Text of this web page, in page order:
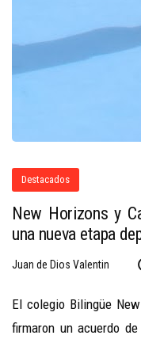
Destacados
New Horizons y
una nueva etapa
Juan de Dios Valentin
El colegio Bilingüe
firmaron un acuerdo